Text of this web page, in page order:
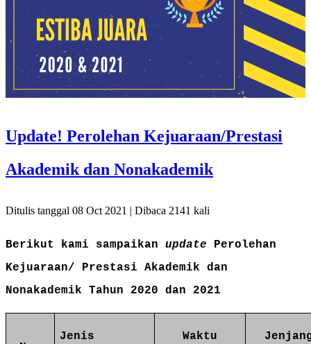
Update! Perolehan Kejuaraan/Prestasi
Akademik dan Nonakademik
Ditulis tanggal 08 Oct 2021 | Dibaca 2141 kali
Berikut kami sampaikan update Perolehan
Kejuaraan/ Prestasi Akademik dan
Nonakademik Tahun 2020 dan 2021
Jenis
Waktu